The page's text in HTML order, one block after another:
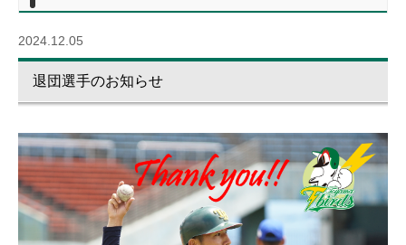
2024.12.05
退団選手のお知らせ